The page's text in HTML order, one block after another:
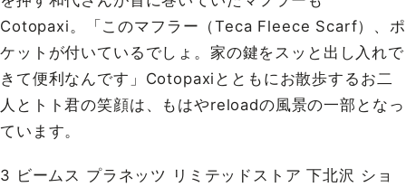
Cotopaxi。「このマフラー（Teca Fleece Scarf）、ポ
ケットが付いているでしょ。家の鍵をスッと出し入れで
きて便利なんです」Cotopaxiとともにお散歩するお二
人とトト君の笑顔は、もはやreloadの風景の一部となっ
ています。
3 ビームス プラネッツ リミテッドストア 下北沢 ショ